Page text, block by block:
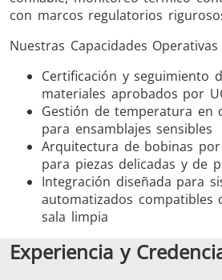
con marcos regulatorios
Nuestras Capacidades
Certificación y seguimiento
materiales aprobados por
Gestión de temperatura en
para ensamblajes sensibles
Arquitectura de bobinas
para piezas delicadas y de
Integración diseñada para
automatizados compatibles
sala limpia
Experiencia y